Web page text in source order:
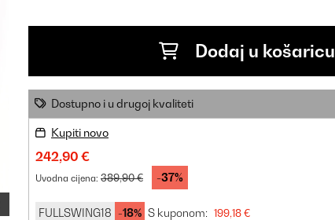
Dodaj u košaricu
Dostupno i u drugoj kvaliteti
Kupiti novo
242,90 €
Uvodna cijena: 389,90 € -37%
FULLSWING18 -18% S kuponom: 199,18 €